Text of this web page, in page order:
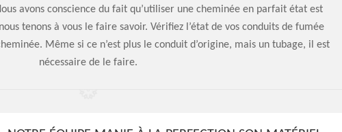
avons conscience du fait qu’utiliser une cheminée en parfait état est
tenons à vous le faire savoir. Vérifiez l’état de vos conduits de fumée
Même si ce n’est plus le conduit d’origine, mais un tubage, il est
nécessaire de le faire.